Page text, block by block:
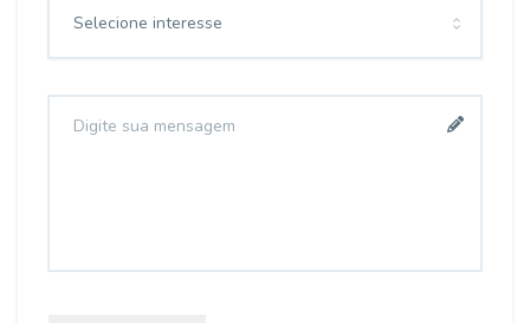
Selecione interesse